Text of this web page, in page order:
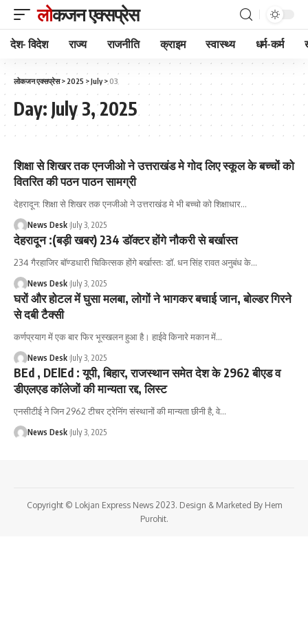
लोकजन एक्सप्रेस
देश- विदेश राज्य राजनीति क्राइम स्वास्थ्य धर्म-कर्म
लोकजन एक्सप्रेस> 2025 >July>03
Day: July 3, 2025
शिक्षा से शिखर तक एनजीओ ने उत्तराखंड मे गोद लिए स्कूल के बच्चों को
वितरित की पठन पाठन सामग्री
देहरादून: शिक्षा से शिखर तक एनजीओ ने उत्तराखंड मे भी बच्चो को शिक्षाधार…
News Desk July 3, 2025
देहरादून :(बड़ी खबर) 234 डॉक्टर होंगे नौकरी से बर्खास्त
234 गैरहाजिर बॉण्डधारी चिकित्सक होंगे बर्खास्तः डॉ. धन सिंह रावत अनुबंध के…
News Desk July 3, 2025
घरों और होटल में घुसा मलबा, लोगों ने भागकर बचाई जान, बोल्डर गिरने
से दबी टैक्सी
कर्णप्रयाग में एक बार फिर भूस्खलन हुआ है। हाईवे किनारे मकान में…
News Desk July 3, 2025
BEd , DElEd : यूपी, बिहार, राजस्थान समेत देश के 2962 बीएड व
डीएलएड कॉलेजों की मान्यता रद्द, लिस्ट
एनसीटीई ने जिन 2962 टीचर ट्रेनिंग संस्थानों की मान्यता छीनी है, वे…
News Desk July 3, 2025
Copyright © Lokjan Express News 2023. Design & Marketed By Hem
Purohit.